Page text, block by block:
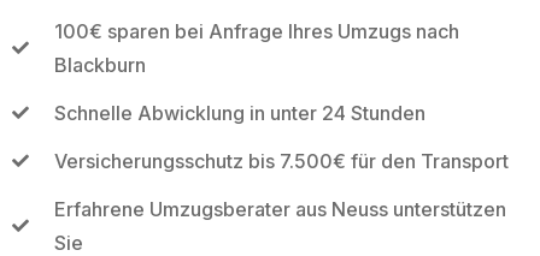
100€ sparen bei Anfrage Ihres Umzugs nach
Blackburn
Schnelle Abwicklung in unter 24 Stunden
Versicherungsschutz bis 7.500€ für den Transport
Erfahrene Umzugsberater aus Neuss unterstützen
Sie